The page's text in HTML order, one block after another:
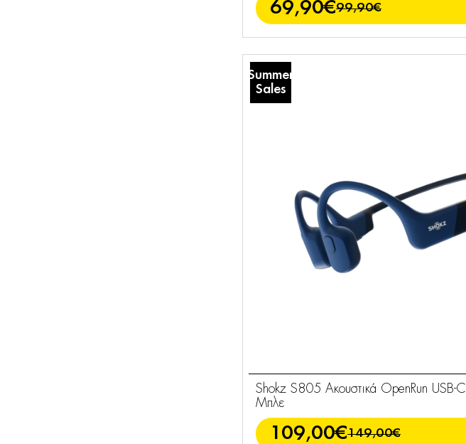
69,90€99,90€
Summer
Sales
Shokz S805 Ακουστικά OpenRun USB-C
Μπλε
109,00€149,00€